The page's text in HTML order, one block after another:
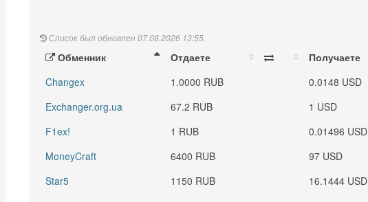
Список был обновлен 07.08.2026 13:55.
Обменник Отдаете Получаете
Changex
1.0000 RUB 0.0148 USD
Exchanger.org.ua
67.2 RUB 1 USD
F1ex!
1 RUB 0.01496 USD
MoneyCraft
6400 RUB 97 USD
Star5
1150 RUB 16.1444 USD